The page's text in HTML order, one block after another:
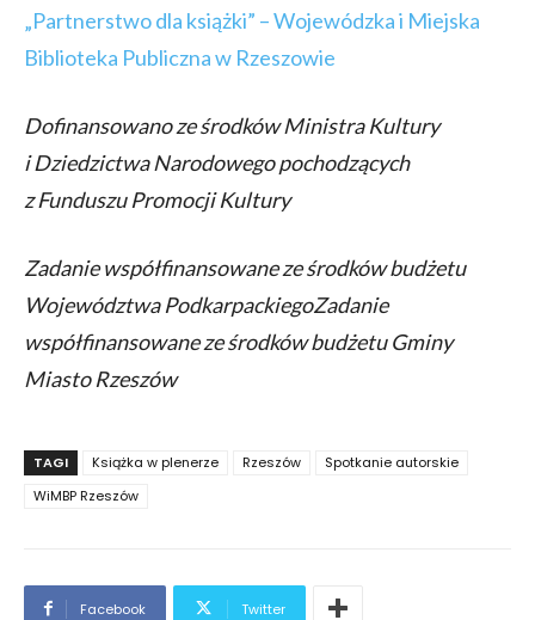
„Partnerstwo dla książki” – Wojewódzka i Miejska
Biblioteka Publiczna w Rzeszowie
Dofinansowano ze środków Ministra Kultury
i Dziedzictwa Narodowego pochodzących
z Funduszu Promocji Kultury
Zadanie współfinansowane ze środków budżetu
Województwa PodkarpackiegoZadanie
współfinansowane ze środków budżetu Gminy
Miasto Rzeszów
TAGI Książka w plenerze Rzeszów
Spotkanie autorskie
WiMBP Rzeszów
Facebook Twitter